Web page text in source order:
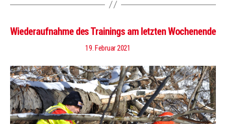
Wiederaufnahme des Trainings am letzten Wochenende
19. Februar 2021